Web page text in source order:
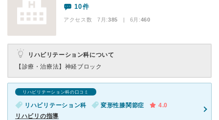
10件
アクセス数 7月:385 | 6月:460
リハビリテーション科について
【診療・治療法】 神経ブロック
リハビリテーション科の口コミ
リハビリテーション科 変形性膝関節症
4.0
リハビリの指導